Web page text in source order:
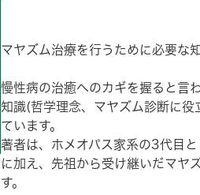
マヤズム治療を行うために必要な
慢性病の治癒へのカギを握ると言
知識(哲学理念、マヤズム診断に
ています。
著者は、ホメオパス家系の3代目
に加え、先祖から受け継いだマヤ
す。